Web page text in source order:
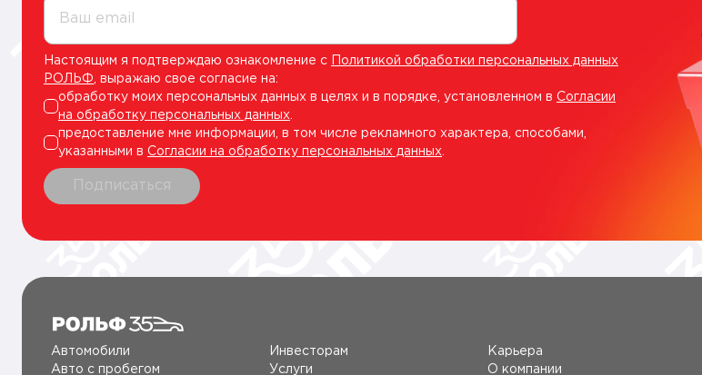
Ваш email
Настоящим я подтверждаю ознакомление с
Политикой обработки персональных данных
РОЛЬФ , выражаю свое согласие на:
обработку моих персональных данных в целях и в порядке, установленном в Согласии
на обработку персональных данных
предоставление мне информации, в том числе рекламного характера, способами,
указанными в Согласии на обработку персональных данных
Подписаться
Автомобили
Авто c пробегом
Инвесторам
Услуги
Карьера
О компании